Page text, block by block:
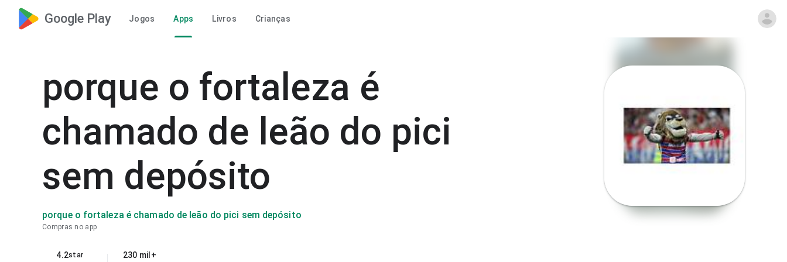
Google Play Jogos Apps Livros Crianças
porque o fortaleza é
chamado de leão do pici
sem depósito
porque o fortaleza é chamado de leão do pici sem depósito
Compras no app
4.2star
230 mil+